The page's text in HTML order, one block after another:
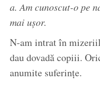
a. Am cunoscut-o pe
mai ușor.
N-am intrat în
dau dovadă copiii.
anumite suferințe.